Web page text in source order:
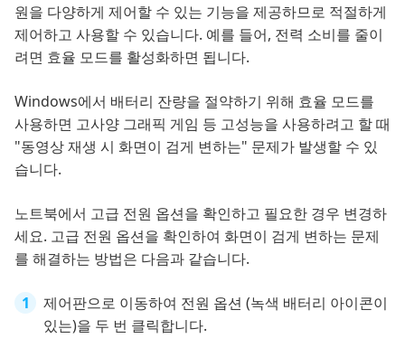
원을 다양하게 제어할 수 있는 기능을 제공하므로 적절하게
제어하고 사용할 수 있습니다. 예를 들어, 전력 소비를 줄이
려면 효율 모드를 활성화하면 됩니다.
Windows에서 배터리 잔량을 절약하기 위해 효율 모드를
사용하면 고사양 그래픽 게임 등 고성능을 사용하려고 할 때
"동영상 재생 시 화면이 검게 변하는" 문제가 발생할 수 있
습니다.
노트북에서 고급 전원 옵션을 확인하고 필요한 경우 변경하
세요. 고급 전원 옵션을 확인하여 화면이 검게 변하는 문제
를 해결하는 방법은 다음과 같습니다.
제어판으로 이동하여 전원 옵션 (녹색 배터리 아이콘이
있는)을 두 번 클릭합니다.